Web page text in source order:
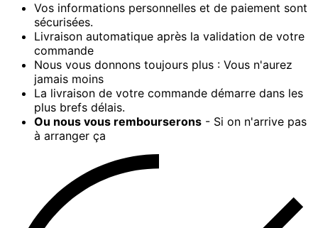
Vos informations personnelles et de paiement sont
sécurisées.
Livraison automatique après la validation de votre
commande
Nous vous donnons toujours plus : Vous n'aurez
jamais moins
La livraison de votre commande démarre dans les
plus brefs délais.
Ou nous vous rembourserons - Si on n'arrive pas
à arranger ça